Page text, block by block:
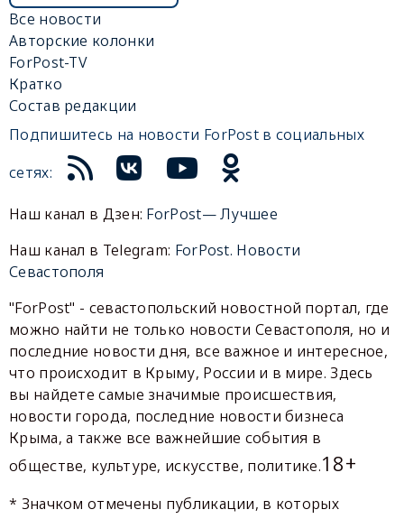
Все новости
Авторские колонки
ForPost-TV
Кратко
Состав редакции
Подпишитесь на новости ForPost в социальных
сетях:
Наш канал в Дзен: ForPost— Лучшее
Наш канал в Telegram: ForPost. Новости
Севастополя
"ForPost" - севастопольский новостной портал, где
можно найти не только новости Севастополя, но и
последние новости дня, все важное и интересное,
что происходит в Крыму, России и в мире. Здесь
вы найдете самые значимые происшествия,
новости города, последние новости бизнеса
Крыма, а также все важнейшие события в
обществе, культуре, искусстве, политике.18+
* Значком отмечены публикации, в которых